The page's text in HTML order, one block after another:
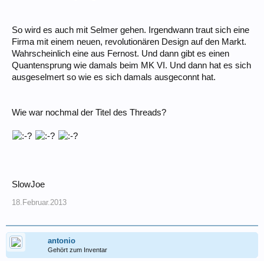
So wird es auch mit Selmer gehen. Irgendwann traut sich eine
Firma mit einem neuen, revolutionären Design auf den Markt.
Wahrscheinlich eine aus Fernost. Und dann gibt es einen
Quantensprung wie damals beim MK VI. Und dann hat es sich
ausgeselmert so wie es sich damals ausgeconnt hat.
Wie war nochmal der Titel des Threads?
SlowJoe
18.Februar.2013
antonio
Gehört zum Inventar